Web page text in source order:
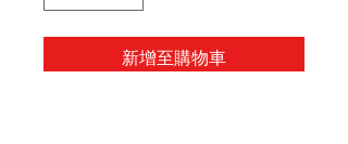
新增至購物車